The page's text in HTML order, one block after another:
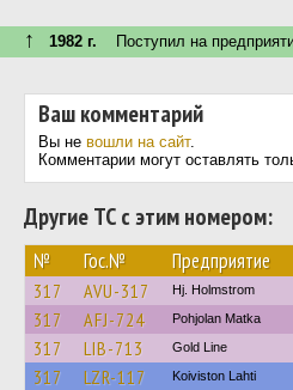
↑ 1982 г. Поступил на
Ваш комментарий
Вы не вошли на сайт.
Комментарии могут оставлять
Другие ТС с этим номером:
№ Гос.№ Предприятие
317 AVU-317 Hj. Holmstrom
317 AFJ-724 Pohjolan Matka
317 LIB-713 Gold Line
317 LZR-117 Koiviston Lahti